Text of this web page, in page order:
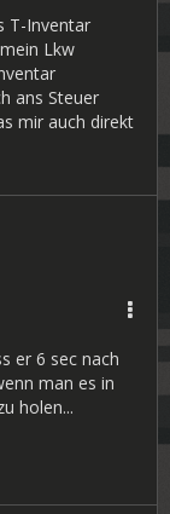
T-Inventar
Lkw
ans Steuer
mir auch direkt
er 6 sec nach
man es in
holen...